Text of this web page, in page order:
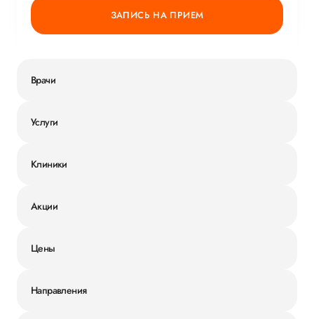
ЗАПИСЬ НА ПРИЕМ
Врачи
Услуги
Клиники
Акции
Цены
Направления